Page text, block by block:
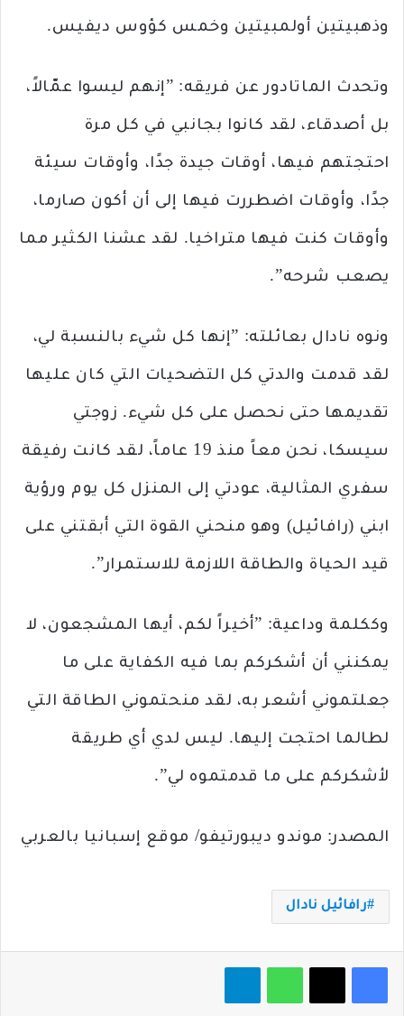
وذهبيتين أولمبيتين وخمس كؤوس ديفيس.
وتحدث الماتادور عن فريقه: ”إنهم ليسوا عمّالاً،
بل أصدقاء، لقد كانوا بجانبي في كل مرة
احتجتهم فيها، أوقات جيدة جدًا، وأوقات سيئة
جدًا، وأوقات اضطررت فيها إلى أن أكون صارما،
وأوقات كنت فيها متراخيا. لقد عشنا الكثير مما
يصعب شرحه”.
ونوه نادال بعائلته: ”إنها كل شيء بالنسبة لي،
لقد قدمت والدتي كل التضحيات التي كان عليها
تقديمها حتى نحصل على كل شيء. زوجتي
سيسكا، نحن معاً منذ 19 عاماً، لقد كانت رفيقة
سفري المثالية، عودتي إلى المنزل كل يوم ورؤية
ابني (رافائيل) وهو منحني القوة التي أبقتني على
قيد الحياة والطاقة اللازمة للاستمرار”.
وككلمة وداعية: ”أخيراً لكم، أيها المشجعون، لا
يمكنني أن أشكركم بما فيه الكفاية على ما
جعلتموني أشعر به، لقد منحتموني الطاقة التي
لطالما احتجت إليها. ليس لدي أي طريقة
لأشكركم على ما قدمتموه لي”.
المصدر: موندو ديبورتيفو/ موقع إسبانيا بالعربي
رافائيل نادال
فيسبوك‫X واتساب تيلقرام